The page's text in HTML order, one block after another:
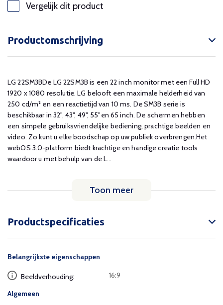
Vergelijk dit product
Productomschrijving
LG 22SM3BDe LG 22SM3B is een 22 inch monitor met een Full HD
1920 x 1080 resolutie. LG belooft een maximale helderheid van
250 cd/m² en een reactietijd van 10 ms. De SM3B serie is
beschikbaar in 32", 43", 49", 55"en 65 inch. De schermen hebben
een simpele gebruiksvriendelijke bediening, prachtige beelden en
video. Zo kunt u elke boodschap op uw publiek overbrengen.Het
webOS 3.0-platform biedt krachtige en handige creatie tools
waardoor u met behulp van de L...
Toon meer
Productspecificaties
Belangrijkste eigenschappen
Beeldverhouding: 16:9
Algemeen